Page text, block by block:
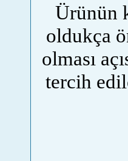
Ürünün
oldukça
olması
tercih